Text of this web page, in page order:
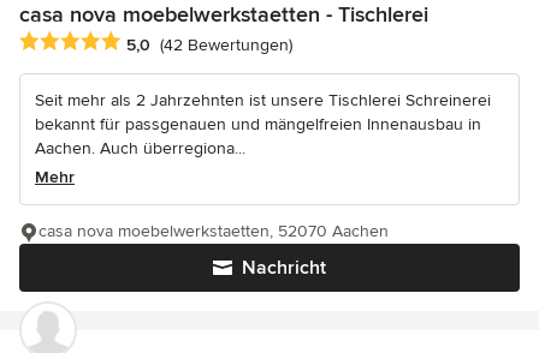
casa nova moebelwerkstaetten - Tischlerei
Durchschnittliche Bewertung: 5 von 5 Sternen
5,0 (42 Bewertungen)
Seit mehr als 2 Jahrzehnten ist unsere Tischlerei Schreinerei
bekannt für passgenauen und mängelfreien Innenausbau in
Aachen. Auch überregiona...
Mehr
Nachricht
casa nova moebelwerkstaetten, 52070 Aachen